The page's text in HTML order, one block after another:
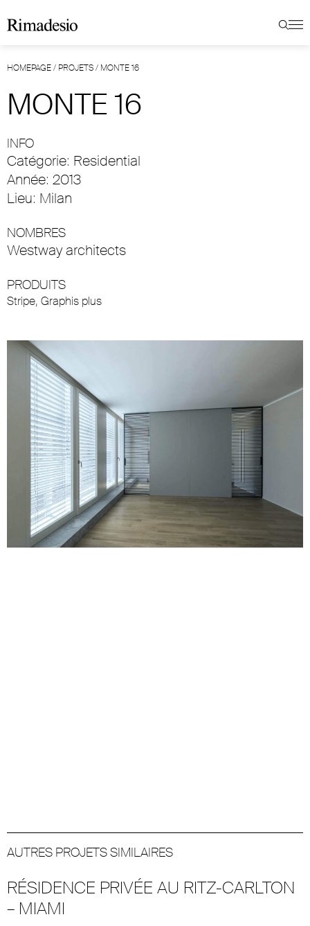
HOMEPAGE/ PROJETS/ MONTE 16
MONTE 16
INFO
Catégorie: Residential
Année: 2013
Lieu: Milan
NOMBRES
Westway architects
PRODUITS
Stripe, Graphis plus
AUTRES PROJETS SIMILAIRES
RÉSIDENCE PRIVÉE AU RITZ-CARLTON
– MIAMI